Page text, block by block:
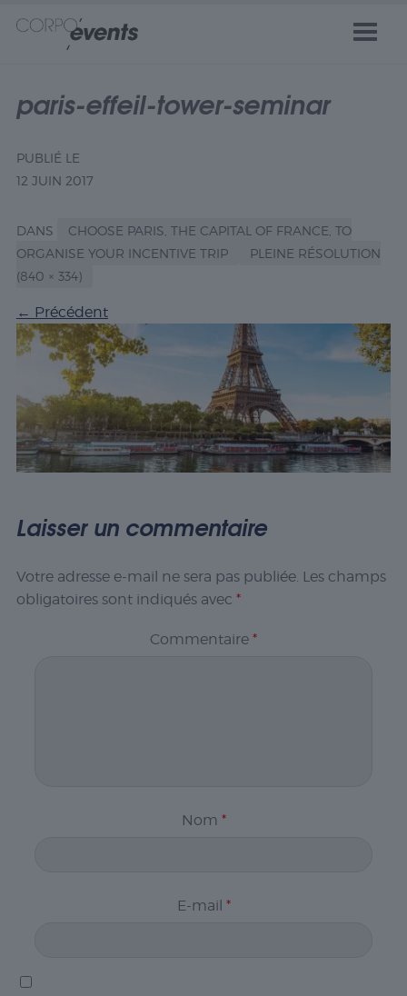
paris-effeil-tower-seminar
PUBLIÉ LE
12 JUIN 2017
DANS
CHOOSE PARIS, THE CAPITAL OF FRANCE, TO
ORGANISE YOUR INCENTIVE TRIP
PLEINE RÉSOLUTION
(840 × 334)
← Précédent
Laisser un commentaire
Votre adresse e-mail ne sera pas publiée. Les champs
obligatoires sont indiqués avec *
Commentaire *
Nom *
E-mail *